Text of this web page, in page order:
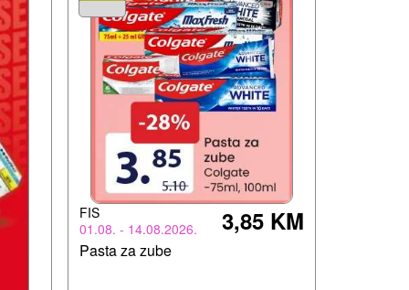
FIS
01.08. - 14.08.2026.
3,85 KM
Pasta za zube